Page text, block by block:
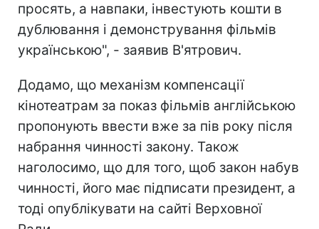
просять, а навпаки, інвестують кошти в
дублювання і демонстрування фільмів
українською", - заявив В'ятрович.
Додамо, що механізм компенсації
кінотеатрам за показ фільмів англійською
пропонують ввести вже за пів року після
набрання чинності закону. Також
наголосимо, що для того, щоб закон набув
чинності, його має підписати президент, а
тоді опублікувати на сайті Верховної